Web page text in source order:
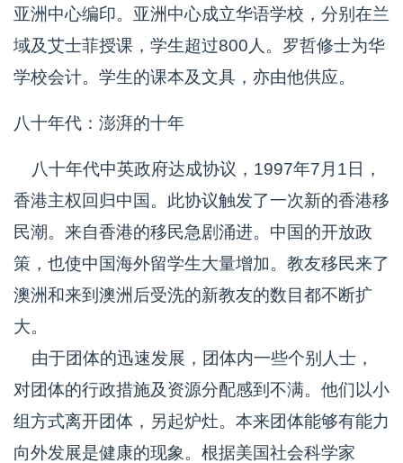
亚洲中心编印。亚洲中心成立华语学校，分别在兰
域及艾士菲授课，学生超过800人。罗哲修士为华
学校会计。学生的课本及文具，亦由他供应。
八十年代：澎湃的十年
八十年代中英政府达成协议，1997年7月1日，
香港主权回归中国。此协议触发了一次新的香港移
民潮。来自香港的移民急剧涌进。中国的开放政
策，也使中国海外留学生大量增加。教友移民来了
澳洲和来到澳洲后受洗的新教友的数目都不断扩
大。
由于团体的迅速发展，团体内一些个别人士，
对团体的行政措施及资源分配感到不满。他们以小
组方式离开团体，另起炉灶。本来团体能够有能力
向外发展是健康的现象。根据美国社会科学家